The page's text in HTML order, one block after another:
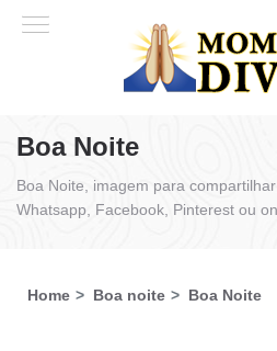
Boa Noite
Boa Noite, imagem para
Whatsapp, Facebook, Pinterest ou
Home Boa noite Boa Noite